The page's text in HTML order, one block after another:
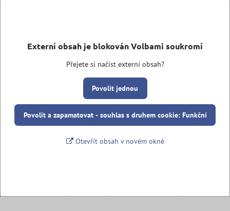
Externí obsah je blokován Volbami soukromí
Přejete si načíst externí obsah?
Povolit jednou
Povolit a zapamatovat - souhlas s druhem cookie: Funkční
Otevřít obsah v novém okně